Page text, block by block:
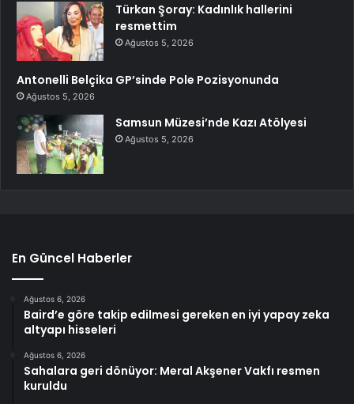
Türkan Şoray: Kadınlık hallerini
resmettim
Ağustos 5, 2026
Antonelli Belçika GP’sinde Pole Pozisyonunda
Ağustos 5, 2026
Samsun Müzesi’nde Kazı Atölyesi
Ağustos 5, 2026
En Güncel Haberler
Ağustos 6, 2026
Baird’e göre takip edilmesi gereken en iyi yapay zeka
altyapı hisseleri
Ağustos 6, 2026
Sahalara geri dönüyor: Meral Akşener Vakfı resmen
kuruldu